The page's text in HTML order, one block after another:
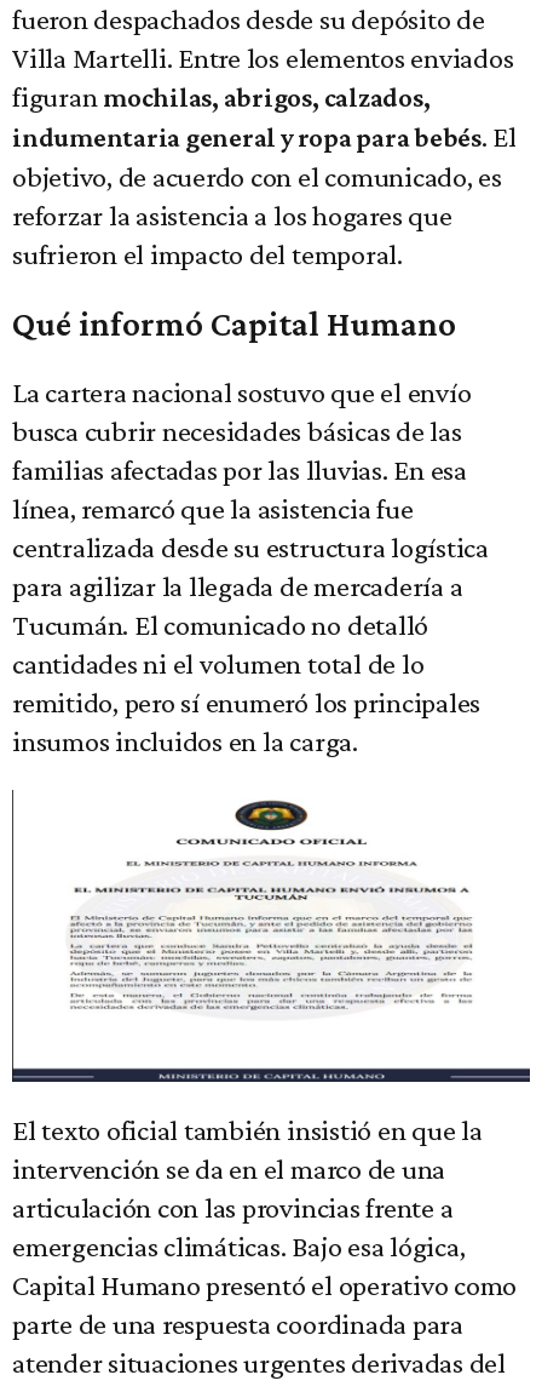
fueron despachados desde su depósito de
Villa Martelli. Entre los elementos enviados
figuran mochilas, abrigos, calzados,
indumentaria general y ropa para bebés. El
objetivo, de acuerdo con el comunicado, es
reforzar la asistencia a los hogares que
sufrieron el impacto del temporal.
Qué informó Capital Humano
La cartera nacional sostuvo que el envío
busca cubrir necesidades básicas de las
familias afectadas por las lluvias. En esa
línea, remarcó que la asistencia fue
centralizada desde su estructura logística
para agilizar la llegada de mercadería a
Tucumán. El comunicado no detalló
cantidades ni el volumen total de lo
remitido, pero sí enumeró los principales
insumos incluidos en la carga.
El texto oficial también insistió en que la
intervención se da en el marco de una
articulación con las provincias frente a
emergencias climáticas. Bajo esa lógica,
Capital Humano presentó el operativo como
parte de una respuesta coordinada para
atender situaciones urgentes derivadas del